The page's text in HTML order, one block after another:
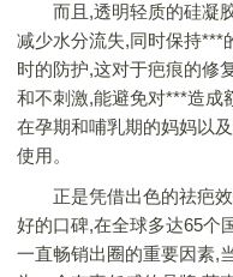
而且,透明轻质的硅凝胶
减少水分流失,同时保持***
时的防护,这对于疤痕的修
和不刺激,能避免对***造成
在孕期和哺乳期的妈妈以
使用。
正是凭借出色的祛疤效
好的口碑,在全球多达65个
一直畅销出圈的重要因素,